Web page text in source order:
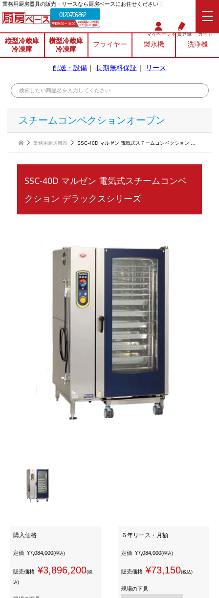
業務⽤厨房器具の販売・リースなら厨房ベースにお任せください！
0120-706-862
マイページ会員登録 カート
縦型冷蔵庫
冷凍庫
横型冷蔵庫
冷凍庫
フライヤー 製氷機 洗浄機
配送・設備 ｜ 長期無料保証 ｜ リース
スチームコンベクションオーブン
業務用厨房機器 SSC-40D マルゼン 電気式スチームコンベクション デラックスシリーズ
SSC-40D マルゼン 電気式スチームコンベ
クション デラックスシリーズ
購入価格
定価 ¥7,084,000(税込)
販売価格 ¥3,896,200(税
込)
６年リース・月額
定価 ¥7,084,000(税込)
販売価格 ¥73,150(税込)
現場の下見